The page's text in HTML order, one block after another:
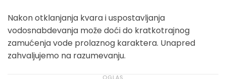
Nakon otklanjanja kvara i uspostavljanja
vodosnabdevanja može doći do kratkotrajnog
zamućenja vode prolaznog karaktera. Unapred
zahvaljujemo na razumevanju.